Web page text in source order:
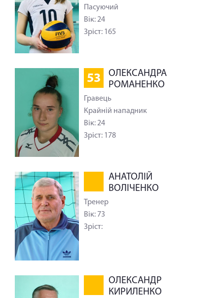
Пасуючий
Вік: 24
Зріст: 165
53
ОЛЕКСАНДРА
РОМАНЕНКО
Гравець
Крайній нападник
Вік: 24
Зріст: 178
АНАТОЛІЙ
ВОЛІЧЕНКО
Тренер
Вік: 73
Зріст:
ОЛЕКСАНДР
КИРИЛЕНКО